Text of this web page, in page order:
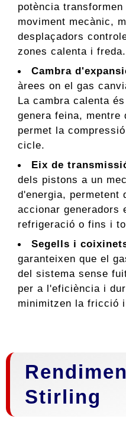
potència
moviment mecànic,
desplaçadors
zones calenta i freda.
Cambra
àrees on el gas
La cambra calenta
genera feina, mentre
permet la
cicle.
Eix de
dels pistons a un
d'energia, permetent
accionar generadors
refrigeració o fins i
Segells i
garanteixen que el
del sistema sense
per a l'eficiència i
minimitzen la fricció
Stirling